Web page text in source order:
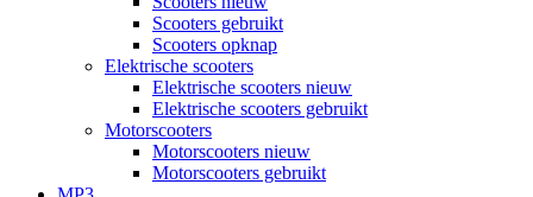
Scooters gebruikt
Scooters opknap
Elektrische scooters
Elektrische scooters nieuw
Elektrische scooters gebruikt
Motorscooters
Motorscooters nieuw
Motorscooters gebruikt